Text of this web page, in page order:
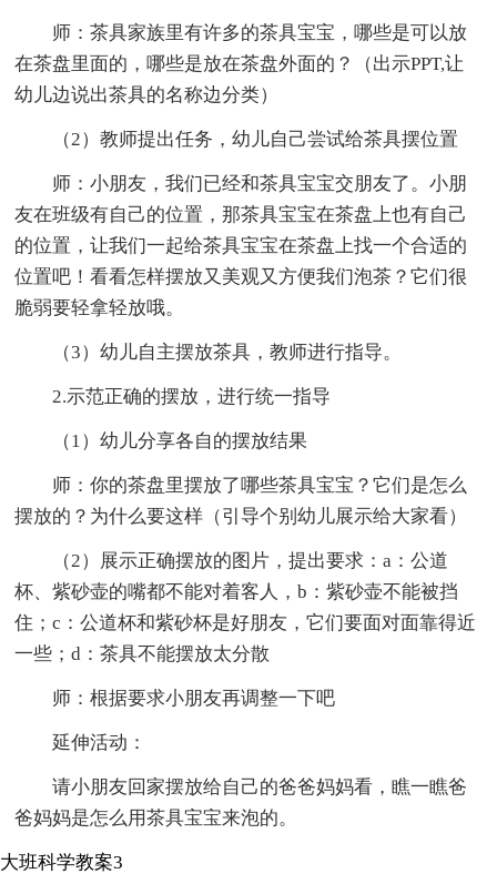
师：茶具家族里有许多的茶具宝宝，哪些是可以放
在茶盘里面的，哪些是放在茶盘外面的？（出示PPT,让
幼儿边说出茶具的名称边分类）
（2）教师提出任务，幼儿自己尝试给茶具摆位置
师：小朋友，我们已经和茶具宝宝交朋友了。小朋
友在班级有自己的位置，那茶具宝宝在茶盘上也有自己
的位置，让我们一起给茶具宝宝在茶盘上找一个合适的
位置吧！看看怎样摆放又美观又方便我们泡茶？它们很
脆弱要轻拿轻放哦。
（3）幼儿自主摆放茶具，教师进行指导。
2.示范正确的摆放，进行统一指导
（1）幼儿分享各自的摆放结果
师：你的茶盘里摆放了哪些茶具宝宝？它们是怎么
摆放的？为什么要这样（引导个别幼儿展示给大家看）
（2）展示正确摆放的图片，提出要求：a：公道
杯、紫砂壶的嘴都不能对着客人，b：紫砂壶不能被挡
住；c：公道杯和紫砂杯是好朋友，它们要面对面靠得近
一些；d：茶具不能摆放太分散
师：根据要求小朋友再调整一下吧
延伸活动：
请小朋友回家摆放给自己的爸爸妈妈看，瞧一瞧爸
爸妈妈是怎么用茶具宝宝来泡的。
大班科学教案3